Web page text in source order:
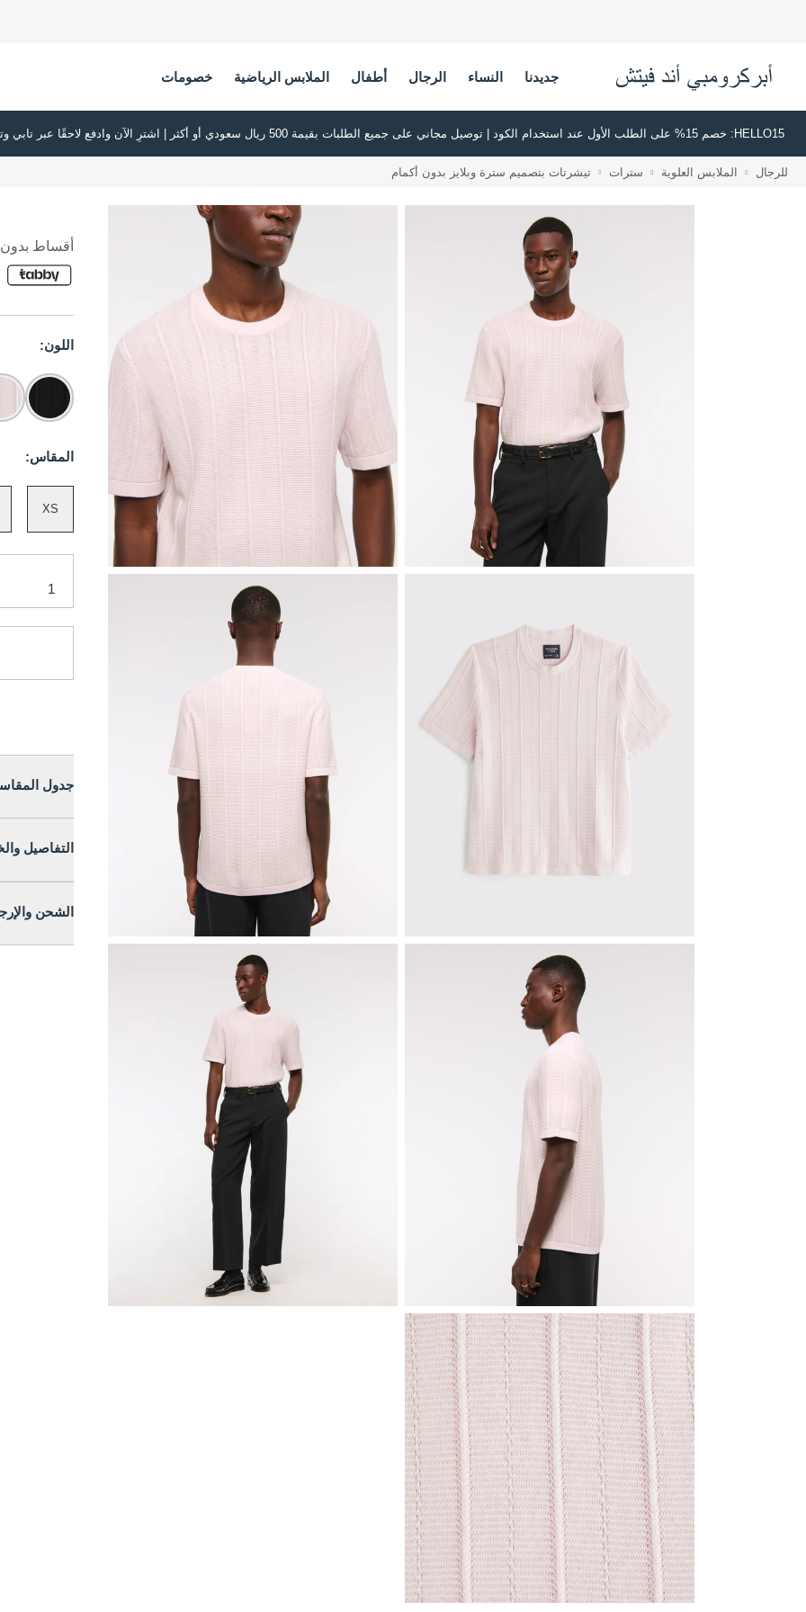
جديدنا النساء الرجال أطفال الملابس الرياضية خصومات
HELLO15: خصم 15% على الطلب الأول عند استخدام الكود | توصيل مجاني على جميع الطلبات بقيمة 500 ريال سعودي أو أكثر | اشترِ الآن وادفع لاحقًا عبر تابي وتمارا
للرجال الملابس العلوية سترات تيشرتات بتصميم سترة وبلايز بدون أكمام
أقساط بدون
اللون:
المقاس:
XS
جدول
التفاصيل
الشحن